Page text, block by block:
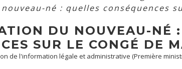
né : quelles conséquences
DU NOUVEAU-NÉ
SUR LE CONGÉ DE
de l'information légale et administrative (Première